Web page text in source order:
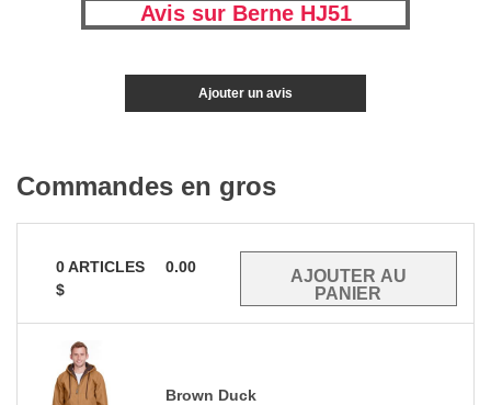
Avis sur Berne HJ51
Ajouter un avis
Commandes en gros
0ARTICLES
0.00
$
Brown Duck